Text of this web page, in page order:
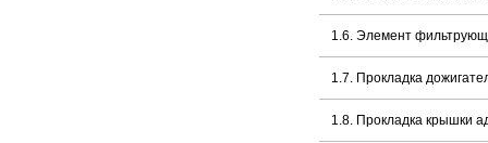
1.6. Элемент
1.7. Прокладка
1.8. Прокладка крышки